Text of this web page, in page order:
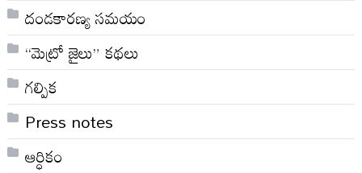
దండకారణ్య సమయం
“మెట్రో జైలు” కథలు
గల్పిక
Press notes
ఆర్ధికం